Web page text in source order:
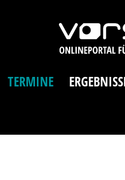
TERMINE